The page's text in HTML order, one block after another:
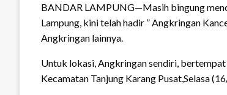
BANDAR LAMPUNG—Masih bingung
Lampung, kini telah hadir ” Angkringan
Angkringan lainnya.
Untuk lokasi, Angkringan sendiri,
Kecamatan Tanjung Karang Pusat,Selasa